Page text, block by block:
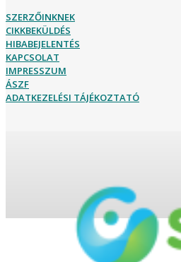
SZERZŐINKNEK
CIKKBEKÜLDÉS
HIBABEJELENTÉS
KAPCSOLAT
IMPRESSZUM
ÁSZF
ADATKEZELÉSI TÁJÉKOZTATÓ